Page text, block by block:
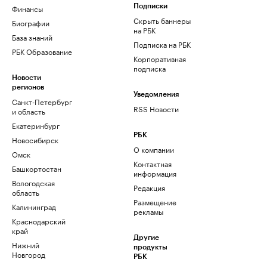
Финансы
Биографии
База знаний
РБК Образование
Новости
регионов
Санкт-Петербург
и область
Екатеринбург
Новосибирск
Омск
Башкортостан
Вологодская
область
Калининград
Краснодарский
край
Нижний
Новгород
Подписки
Скрыть баннеры
на РБК
Подписка на РБК
Корпоративная
подписка
Уведомления
RSS Новости
РБК
О компании
Контактная
информация
Редакция
Размещение
рекламы
Другие
продукты
РБК